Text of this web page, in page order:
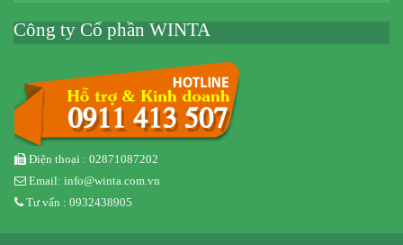
Công ty Cổ phần WINTA
Điện thoại : 02871087202
Email: info@winta.com.vn
Tư vấn : 0932438905